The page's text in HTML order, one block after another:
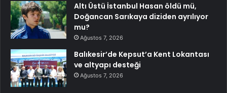
Altı Üstü İstanbul Hasan öldü mü,
Doğancan Sarıkaya diziden ayrılıyor
mu?
Ağustos 7, 2026
Balıkesir’de Kepsut’a Kent Lokantası
ve altyapı desteği
Ağustos 7, 2026